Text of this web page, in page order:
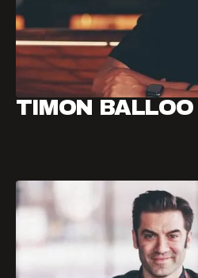
TIMON BALLOO